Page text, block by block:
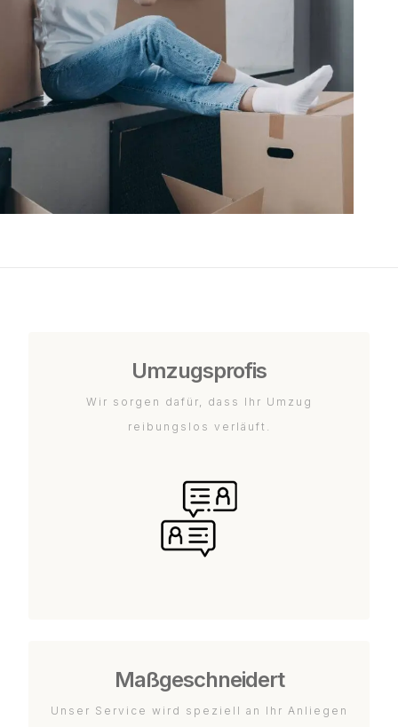
Umzugsprofis
Wir sorgen dafür, dass Ihr Umzug
reibungslos verläuft.
Maßgeschneidert
Unser Service wird speziell an Ihr Anliegen